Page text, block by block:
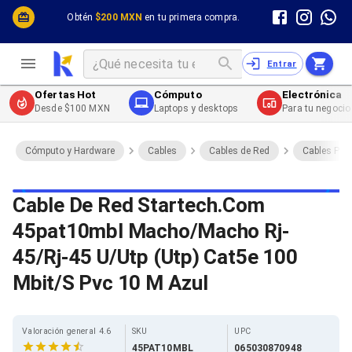
Obtén $200 MXN en tu primera compra.
Cómputo y Hardware
Desktop y Portátiles
Impresión y Consumibles
Celulares y Telefonía
Energía
Entrar
Cómputo y Hardware
Cables
Cables PC
Cables PC USB
Cables PC Serial
Cables PC SATA / eSATA
Cables PC SAS
Cables PC VGA / HD15
Cables de Audio / Video HDMI
Cables de Audio / Video VGA
Cables de Audio / Video RCA
Cables de Audio / Video Toslink
Cables de Audio / Video DVI
Cables de Energía
Cables de Poder (Interno)
Cables de Poder (Externo)
Cables Fibra Óptica
Ofertas Hot
Desde $100 MXN
Cómputo
Laptops y desktops
Electrónica
Para tu
Cómputo y Hardware Cables Cables de Red Cables
Cable De Red Startech.Com
45pat10mbl Macho/Macho Rj-
45/Rj-45 U/Utp (Utp) Cat5e 100
Mbit/S Pvc 10 M Azul
Valoración general 4.6 SKU
45PAT10MBL
UPC
065030870948